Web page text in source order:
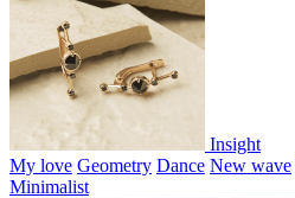
Insight
My love Geometry Dance New wave
Minimalist